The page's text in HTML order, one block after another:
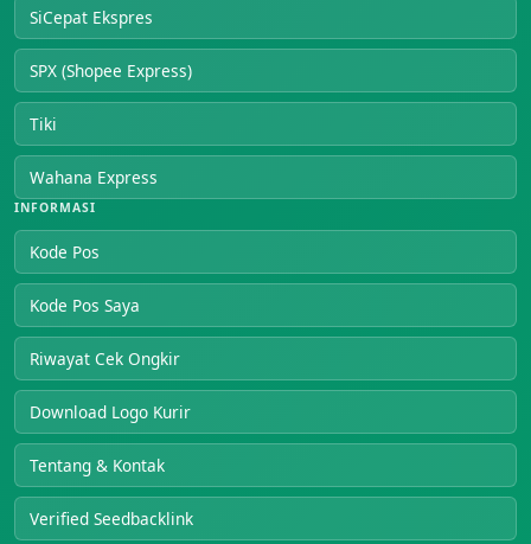
SiCepat Ekspres
SPX (Shopee Express)
Tiki
Wahana Express
INFORMASI
Kode Pos
Kode Pos Saya
Riwayat Cek Ongkir
Download Logo Kurir
Tentang & Kontak
Verified Seedbacklink